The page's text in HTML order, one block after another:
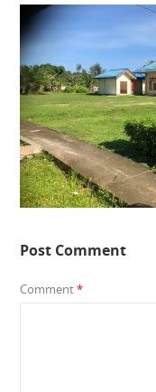
Post Comment
Comment*